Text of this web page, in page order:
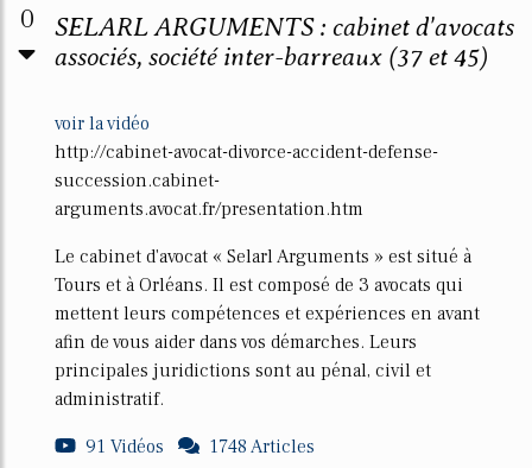
0
SELARL ARGUMENTS : cabinet d'avocats
associés, société inter-barreaux (37 et 45)
voir la vidéo
http://cabinet-avocat-divorce-accident-defense-
succession.cabinet-
arguments.avocat.fr/presentation.htm
Le cabinet d'avocat « Selarl Arguments » est situé à
Tours et à Orléans. Il est composé de 3 avocats qui
mettent leurs compétences et expériences en avant
afin de vous aider dans vos démarches. Leurs
principales juridictions sont au pénal, civil et
administratif.
91 Vidéos
1748 Articles